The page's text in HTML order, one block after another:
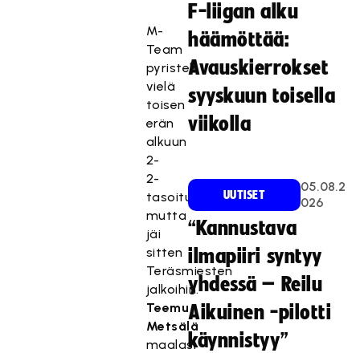
M-
Team
pyristeli
vielä
toisen
erän
alkuun
2-
2-
tasoituksen
mutta
jäi
sitten
Teräsmiesten
jalkoihin.
Teemu
Metsälä
maalasi
F-liigan alku
häämöttää:
Avauskierrokset
syyskuun toisella
viikolla
UUTISET
05.08.2
026
“Kannustava
ilmapiiri syntyy
yhdessä – Reilu
Aikuinen -pilotti
käynnistyy”